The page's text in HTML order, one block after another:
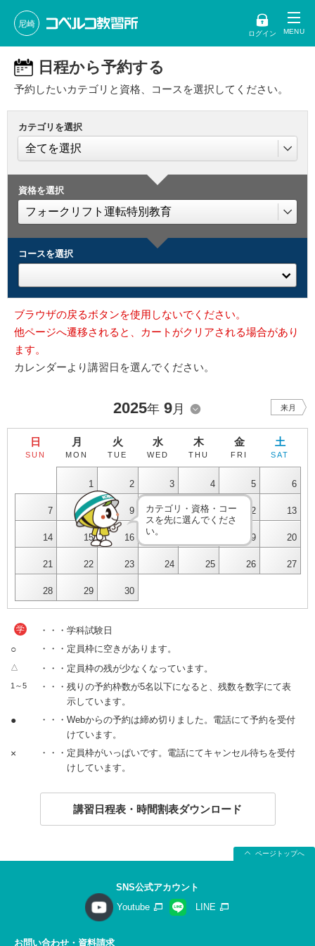
尼崎
ログイン
日程から予約する
予約したいカテゴリと資格、コースを選択してください。
カテゴリを選択
資格を選択
コースを選択
ブラウザの戻るボタンを使用しないでください。
他ページへ遷移されると、カートがクリアされる場合があり
ます。
カレンダーより講習日を選んでください。
2025年 9月 来月
日
SUN
月
MON
火
TUE
水
WED
木
THU
金
FRI
土
SAT
1 2 3 4 5 6
7 8 9 10 11 12 13
14 15 16 19 20
21 22 23 24 25 26 27
28 29 30
カテゴリ・資格・コー
スを先に選んでくださ
い。
学 ・・・学科試験日
○ ・・・定員枠に空きがあります。
△ ・・・定員枠の残が少なくなっています。
1～5
・・・残りの予約枠数が5名以下になると、残数を数字にて表
示しています。
●
・・・Webからの予約は締め切りました。電話にて予約を受付
けています。
×
・・・定員枠がいっぱいです。電話にてキャンセル待ちを受付
けしています。
講習日程表・時間割表ダウンロード
ページトップへ
SNS公式アカウント
Youtube
LINE
お問い合わせ・資料請求